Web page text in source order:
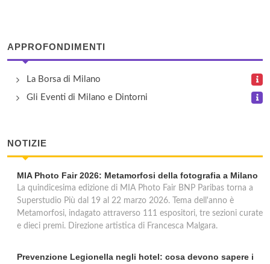
Mercurio
Mistral
Quark Hotel
Rex
via Marco D'Agrate 34/a, Milano
APPROFONDIMENTI
La Borsa di Milano
Gli Eventi di Milano e Dintorni
NOTIZIE
MIA Photo Fair 2026: Metamorfosi della fotografia a Milano
La quindicesima edizione di MIA Photo Fair BNP Paribas torna a
Superstudio Più dal 19 al 22 marzo 2026. Tema dell'anno è
Metamorfosi, indagato attraverso 111 espositori, tre sezioni curate
e dieci premi. Direzione artistica di Francesca Malgara.
Prevenzione Legionella negli hotel: cosa devono sapere i